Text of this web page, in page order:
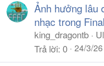
Ảnh hưởng lâu
nhạc trong
king_dragontb
Trả lời 0 24/3/26